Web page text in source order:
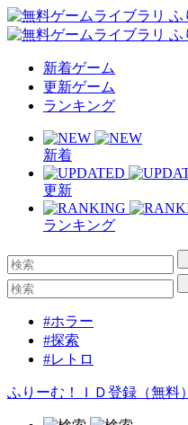
新着ゲーム
更新ゲーム
ランキング
新着
更新
ランキング
#ホラー
#探索
#レトロ
ふりーむ！ＩＤ登録（無料）